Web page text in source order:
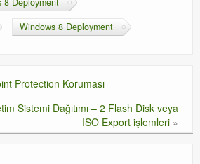
Windows 8 Deployment
Protection Koruması
Sistemi Dağıtımı – 2 Flash Disk veya
ISO Export işlemleri »